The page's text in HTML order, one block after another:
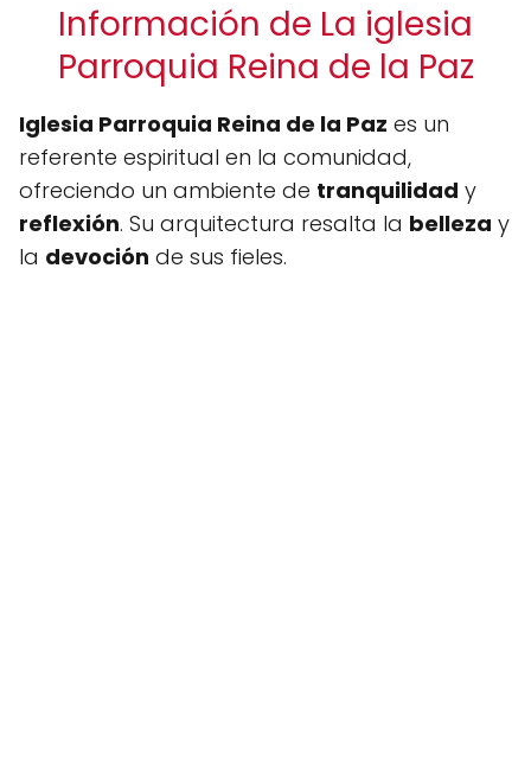
Información de La iglesia
Parroquia Reina de la Paz
Iglesia Parroquia Reina de la Paz es un
referente espiritual en la comunidad,
ofreciendo un ambiente de tranquilidad y
reflexión. Su arquitectura resalta la belleza y
la devoción de sus fieles.